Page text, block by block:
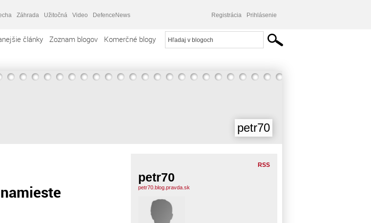
Záhrada Užitočná Video DefenceNews Registrácia Prihlásenie
články Zoznam blogov Komerčné blogy
petr70
RSS
petr70
petr70.blog.pravda.sk